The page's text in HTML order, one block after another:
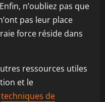
n’oubliez pas que
pas leur place
force réside dans
ressources utiles
et le
techniques de